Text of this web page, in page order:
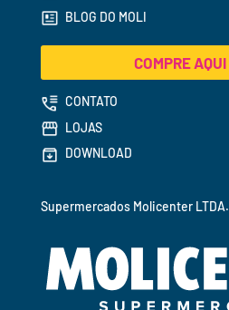
BLOG DO MOLI
COMPRE AQUI
CONTATO
LOJAS
DOWNLOAD
Supermercados Molicenter LTDA.